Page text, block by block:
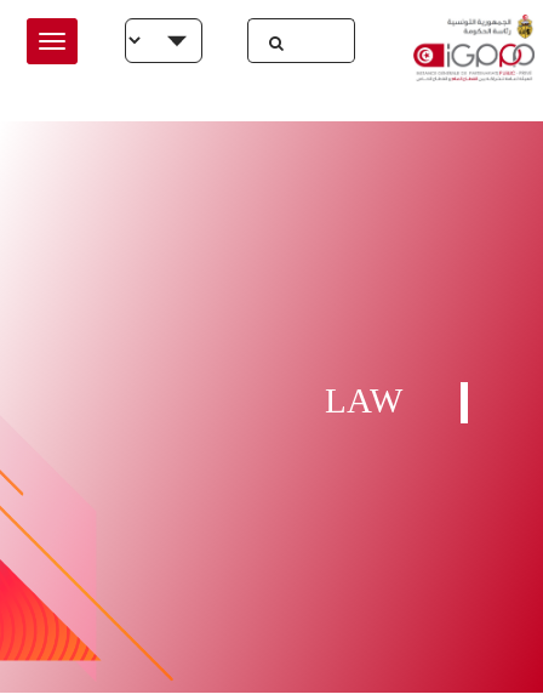
Skip to main content
Select your language
LAW